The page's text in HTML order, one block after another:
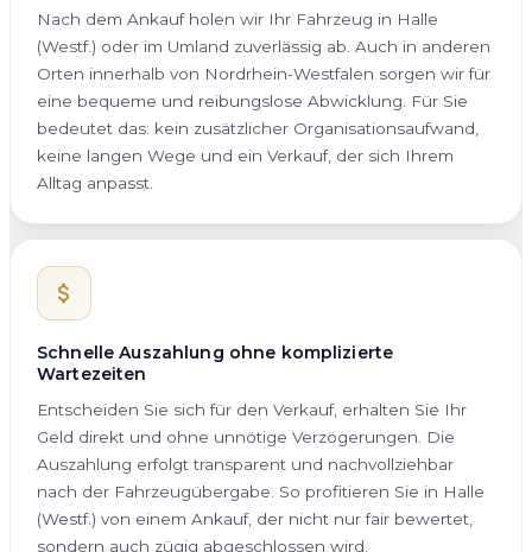
Nach dem Ankauf holen wir Ihr Fahrzeug in Halle
(Westf.) oder im Umland zuverlässig ab. Auch in anderen
Orten innerhalb von Nordrhein-Westfalen sorgen wir für
eine bequeme und reibungslose Abwicklung. Für Sie
bedeutet das: kein zusätzlicher Organisationsaufwand,
keine langen Wege und ein Verkauf, der sich Ihrem
Alltag anpasst.
Schnelle Auszahlung ohne komplizierte
Wartezeiten
Entscheiden Sie sich für den Verkauf, erhalten Sie Ihr
Geld direkt und ohne unnötige Verzögerungen. Die
Auszahlung erfolgt transparent und nachvollziehbar
nach der Fahrzeugübergabe. So profitieren Sie in Halle
(Westf.) von einem Ankauf, der nicht nur fair bewertet,
sondern auch zügig abgeschlossen wird.